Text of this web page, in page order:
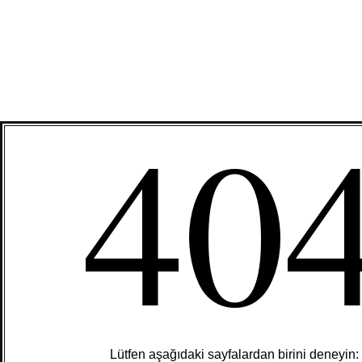
Lütfen aşağıdaki sayfalardan birini deneyin: